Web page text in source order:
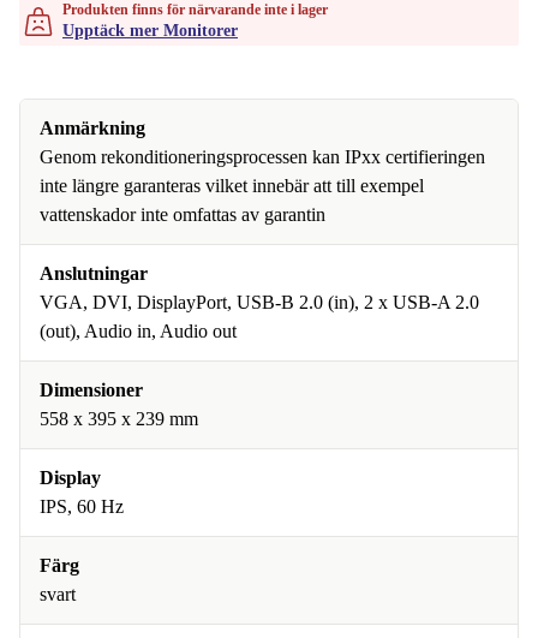
Produkten finns för närvarande inte i lager
Upptäck mer Monitorer
Anmärkning
Genom rekonditioneringsprocessen kan IPxx certifieringen
inte längre garanteras vilket innebär att till exempel
vattenskador inte omfattas av garantin
Anslutningar
VGA, DVI, DisplayPort, USB-B 2.0 (in), 2 x USB-A 2.0
(out), Audio in, Audio out
Dimensioner
558 x 395 x 239 mm
Display
IPS, 60 Hz
Färg
svart